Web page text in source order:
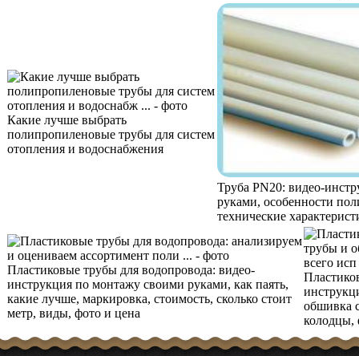
Какие лучше выбрать
полипропиленовые трубы для систем
отопления и водоснабжения
Труба PN20: видео-
руками, особенности
технические
Пластиковые трубы для водопровода: видео-
инструкция по монтажу своими руками, как паять,
какие лучше, маркировка, стоимость, сколько стоит
метр, виды, фото и цена
обшивка
колодцы,